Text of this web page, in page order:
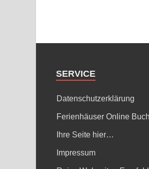
SERVICE
Datenschutzerklärung
Ferienhäuser Online
Ihre Seite hier…
Impressum